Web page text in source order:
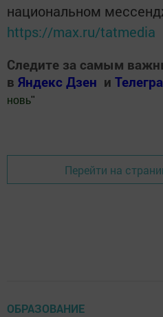
национальном
https://max.ru/tatmedia
Следите за самым
в Яндекс Дзен и
новь"
Перейти на
ОБРАЗОВАНИЕ